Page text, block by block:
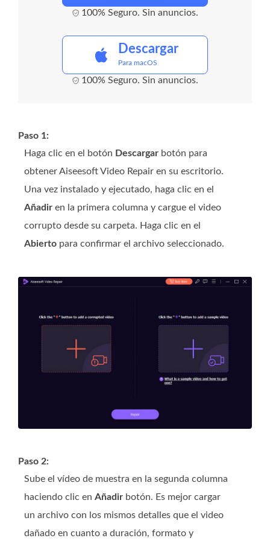
100% Seguro. Sin anuncios.
Descargar
Para macOS
100% Seguro. Sin anuncios.
Paso 1:
Haga clic en el botón Descargar botón para
obtener Aiseesoft Video Repair en su escritorio.
Una vez instalado y ejecutado, haga clic en el
Añadir en la primera columna y cargue el video
corrupto desde su carpeta. Haga clic en el
Abierto para confirmar el archivo seleccionado.
Paso 2:
Sube el vídeo de muestra en la segunda columna
haciendo clic en Añadir botón. Es mejor cargar
un archivo con los mismos detalles que el video
dañado en cuanto a duración, formato y